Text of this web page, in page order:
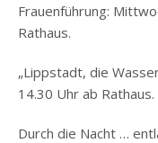
Frauenführung:
Rathaus.
„Lippstadt, die
14.30 Uhr ab Rathaus.
Durch die Nacht …